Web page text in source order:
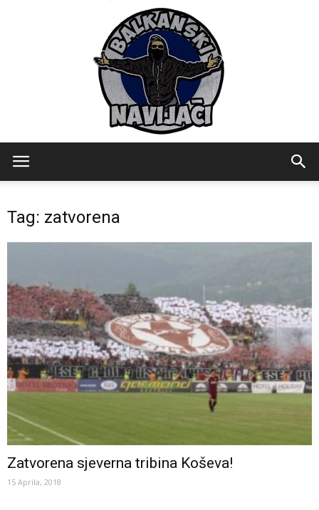
Tag: zatvorena
Zatvorena sjeverna tribina Koševa!
15 Aprila, 2018